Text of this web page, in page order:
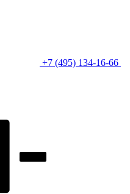
+7 (495) 134-16-66